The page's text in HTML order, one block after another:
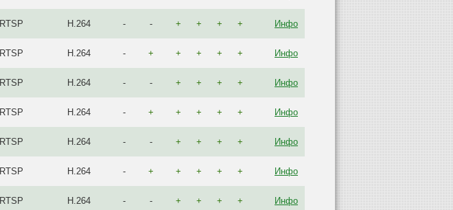
RTSP H.264 - - + + + + Инфо
RTSP H.264 - + + + + + Инфо
RTSP H.264 - - + + + + Инфо
RTSP H.264 - + + + + + Инфо
RTSP H.264 - - + + + + Инфо
RTSP H.264 - + + + + + Инфо
RTSP H.264 - - + + + + Инфо